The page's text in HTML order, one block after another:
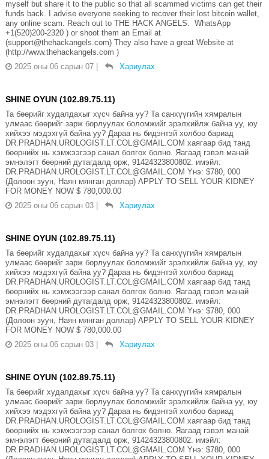
myself but share it to the public so that all scammed victims can get their
funds back. I advise everyone seeking to recover their lost bitcoin wallet,
any online scam. Reach out to THE HACK ANGELS. WhatsApp
+1(520)200-2320 ) or shoot them an Email at
(support@thehackangels.com) They also have a great Website at
(http://www.thehackangels.com )
2025 оны 06 сарын 07
Хариулах
SHINE OYUN (102.89.75.11)
Та бөөрийг худалдахыг хүсч байна уу? Та санхүүгийн хямралын
улмаас бөөрийг зарж борлуулах боломжийг эрэлхийлж байна уу, юу
хийхээ мэдэхгүй байна уу? Дараа нь бидэнтэй холбоо бариад
DR.PRADHAN.UROLOGIST.LT.COL@GMAIL.COM хаягаар бид танд
бөөрнийх нь хэмжээгээр санал болгох болно. Яагаад гэвэл манай
эмнэлэгт бөөрний дутагдалд орж, 91424323800802. имэйл:
DR.PRADHAN.UROLOGIST.LT.COL@GMAIL.COM Yнэ: $780, 000
(Долоон зуун, Наян мянган доллар) APPLY TO SELL YOUR KIDNEY
FOR MONEY NOW $ 780,000.00
2025 оны 06 сарын 03
Хариулах
SHINE OYUN (102.89.75.11)
Та бөөрийг худалдахыг хүсч байна уу? Та санхүүгийн хямралын
улмаас бөөрийг зарж борлуулах боломжийг эрэлхийлж байна уу, юу
хийхээ мэдэхгүй байна уу? Дараа нь бидэнтэй холбоо бариад
DR.PRADHAN.UROLOGIST.LT.COL@GMAIL.COM хаягаар бид танд
бөөрнийх нь хэмжээгээр санал болгох болно. Яагаад гэвэл манай
эмнэлэгт бөөрний дутагдалд орж, 91424323800802. имэйл:
DR.PRADHAN.UROLOGIST.LT.COL@GMAIL.COM Yнэ: $780, 000
(Долоон зуун, Наян мянган доллар) APPLY TO SELL YOUR KIDNEY
FOR MONEY NOW $ 780,000.00
2025 оны 06 сарын 03
Хариулах
SHINE OYUN (102.89.75.11)
Та бөөрийг худалдахыг хүсч байна уу? Та санхүүгийн хямралын
улмаас бөөрийг зарж борлуулах боломжийг эрэлхийлж байна уу, юу
хийхээ мэдэхгүй байна уу? Дараа нь бидэнтэй холбоо бариад
DR.PRADHAN.UROLOGIST.LT.COL@GMAIL.COM хаягаар бид танд
бөөрнийх нь хэмжээгээр санал болгох болно. Яагаад гэвэл манай
эмнэлэгт бөөрний дутагдалд орж, 91424323800802. имэйл:
DR.PRADHAN.UROLOGIST.LT.COL@GMAIL.COM Yнэ: $780, 000